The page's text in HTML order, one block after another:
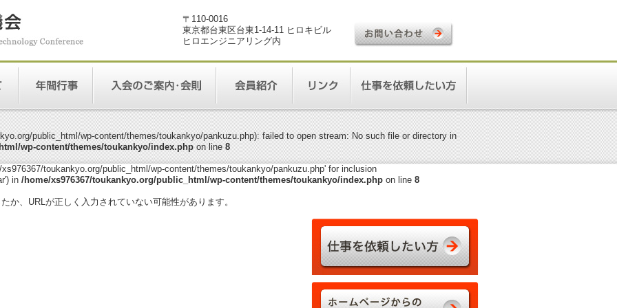
〒110-0016
東京都台東区台東1-14-11 ヒロキビル
ヒロエンジニアリング内
public_html/wp-content/themes/toukankyo/pankuzu.php): failed to open stream: No such file or directory in
wp-content/themes/toukankyo/index.phpon line8
toukankyo.org/public_html/wp-content/themes/toukankyo/pankuzu.php' for inclusion
in /home/xs976367/toukankyo.org/public_html/wp-content/themes/toukankyo/index.phpon line 8
か、URLが正しく入力されていない可能性があります。